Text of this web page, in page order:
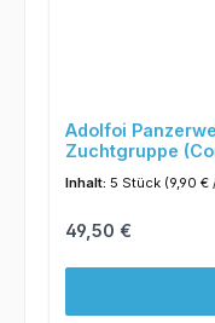
Adolfoi
Zuchtgruppe
Inhalt: 5 Stück (9,90 €
Regulärer Preis:
49,50 €